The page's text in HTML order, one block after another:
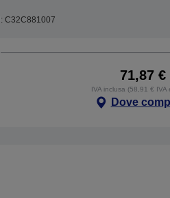
C32C881007
71,87 €
IVA inclusa (58,91 € IVA
Dove